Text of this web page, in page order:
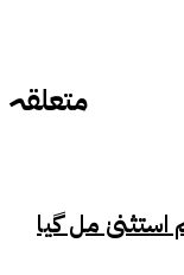
متعلقہ
استثنیٰ مل گیا